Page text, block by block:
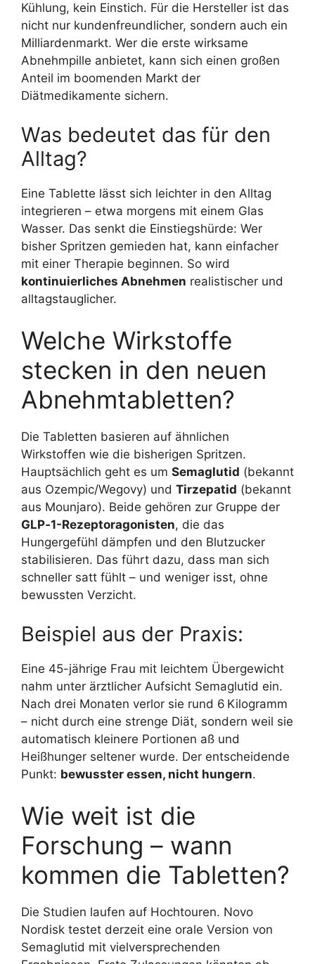
Kühlung, kein Einstich. Für die Hersteller ist das
nicht nur kundenfreundlicher, sondern auch ein
Milliardenmarkt. Wer die erste wirksame
Abnehmpille anbietet, kann sich einen großen
Anteil im boomenden Markt der
Diätmedikamente sichern.
Was bedeutet das für den
Alltag?
Eine Tablette lässt sich leichter in den Alltag
integrieren – etwa morgens mit einem Glas
Wasser. Das senkt die Einstiegshürde: Wer
bisher Spritzen gemieden hat, kann einfacher
mit einer Therapie beginnen. So wird
kontinuierliches Abnehmen realistischer und
alltagstauglicher.
Welche Wirkstoffe
stecken in den neuen
Abnehmtabletten?
Die Tabletten basieren auf ähnlichen
Wirkstoffen wie die bisherigen Spritzen.
Hauptsächlich geht es um Semaglutid (bekannt
aus Ozempic/Wegovy) und Tirzepatid (bekannt
aus Mounjaro). Beide gehören zur Gruppe der
GLP‑1-Rezeptoragonisten, die das
Hungergefühl dämpfen und den Blutzucker
stabilisieren. Das führt dazu, dass man sich
schneller satt fühlt – und weniger isst, ohne
bewussten Verzicht.
Beispiel aus der Praxis:
Eine 45-jährige Frau mit leichtem Übergewicht
nahm unter ärztlicher Aufsicht Semaglutid ein.
Nach drei Monaten verlor sie rund 6 Kilogramm
– nicht durch eine strenge Diät, sondern weil sie
automatisch kleinere Portionen aß und
Heißhunger seltener wurde. Der entscheidende
Punkt: bewusster essen, nicht hungern.
Wie weit ist die
Forschung – wann
kommen die Tabletten?
Die Studien laufen auf Hochtouren. Novo
Nordisk testet derzeit eine orale Version von
Semaglutid mit vielversprechenden